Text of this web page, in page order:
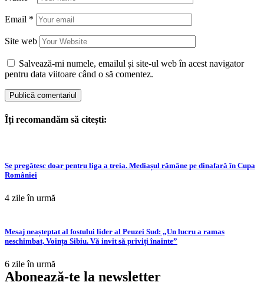
Email *
Site web
Salvează-mi numele, emailul și site-ul web în acest navigator
pentru data viitoare când o să comentez.
Îți recomandăm să citești:
Se pregătesc doar pentru liga a treia. Mediașul rămâne pe dinafară în Cupa
României
4 zile în urmă
Mesaj neașteptat al fostului lider al Peuzei Sud: „Un lucru a ramas
neschimbat, Voința Sibiu. Vă invit să priviți înainte”
6 zile în urmă
Abonează-te la newsletter